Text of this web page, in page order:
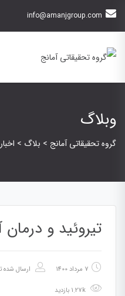
info@amanjgroup.com
وبلاگ
گروه تحقیقاتی آمانج > بلاگ > اخبار
تیروئید و درمان
7 مرداد 1400 ارسال شده